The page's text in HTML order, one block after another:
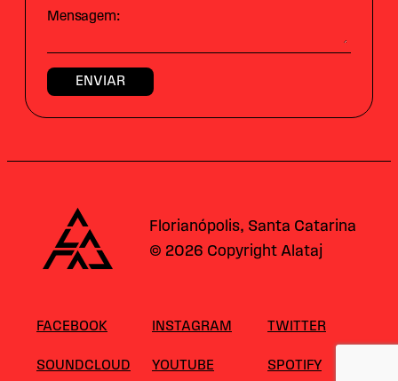
Mensagem:
Alataj
Florianópolis, Santa Catarina
© 2026 Copyright Alataj
FACEBOOK INSTAGRAM TWITTER
SOUNDCLOUD YOUTUBE SPOTIFY